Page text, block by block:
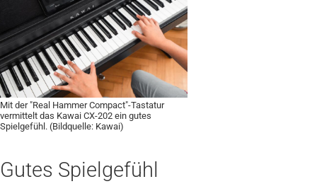
Mit der "Real Hammer Compact"-Tastatur
vermittelt das Kawai CX-202 ein gutes
Spielgefühl. (Bildquelle: Kawai)
Gutes Spielgefühl